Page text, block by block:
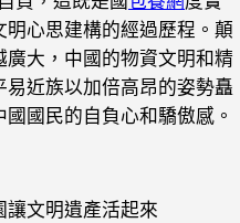
心思建構的經過歷程。顛
大，中國的物資文明和精
近族以加倍高昂的姿勢矗
國民的自負心和驕傲感。
讓文明遺產活起來